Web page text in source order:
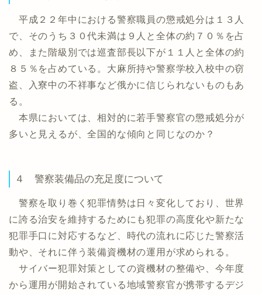
平成２２年中における警察職員の懲戒処分は１３人
で、そのうち３０代未満は９人と全体の約７０％を占
め、また階級別では巡査部長以下が１１人と全体の約
８５％を占めている。大麻所持や警察学校入校中の窃
盗、入寮中の不祥事など俄かに信じられないものもあ
る。
本県においては、相対的に若手警察官の懲戒処分が
多いと見えるが、全国的な傾向と同じなのか？
４ 警察装備品の充足度について
警察を取り巻く犯罪情勢は日々変化しており、世界
に誇る治安を維持するためにも犯罪の高度化や新たな
犯罪手口に対応するなど、時代の流れに応じた警察活
動や、それに伴う装備資機材の運用が求められる。
サイバー犯罪対策としての資機材の整備や、今年度
から運用が開始されている地域警察官が携帯するデジ